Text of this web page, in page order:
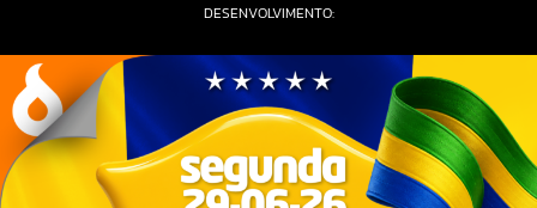
DESENVOLVIMENTO: